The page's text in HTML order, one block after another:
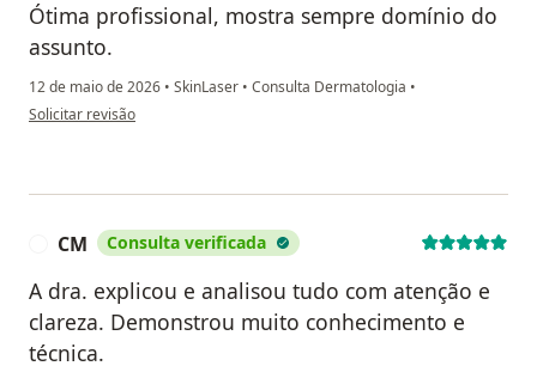
Ótima profissional, mostra sempre domínio do
assunto.
12 de maio de 2026 • SkinLaser • Consulta Dermatologia •
na opinião do utilizador Ju
Solicitar revisão
CM Consulta verificada
A dra. explicou e analisou tudo com atenção e
clareza. Demonstrou muito conhecimento e
técnica.